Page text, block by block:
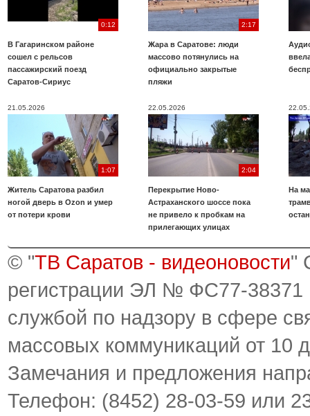
0:12
В Гагаринском районе
сошел с рельсов
пассажирский поезд
Саратов-Сириус
2:17
Жара в Саратове: люди
массово потянулись на
официально закрытые
пляжи
21.05.2026
1:07
Житель Саратова разбил
ногой дверь в Ozon и умер
от потери крови
22.05.2026
2:04
Перекрытие Ново-
Астраханского шоссе пока
не привело к пробкам на
прилегающих улицах
На
© "ТВ Саратов - видеоновости"
регистрации ЭЛ № ФС77-38371
службой по надзору в сфере
массовых коммуникаций от 10
Замечания и предложения
Телефон: (8452) 28-03-59 или